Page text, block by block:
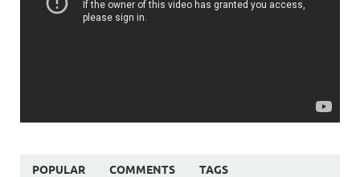
POPULAR COMMENTS TAGS